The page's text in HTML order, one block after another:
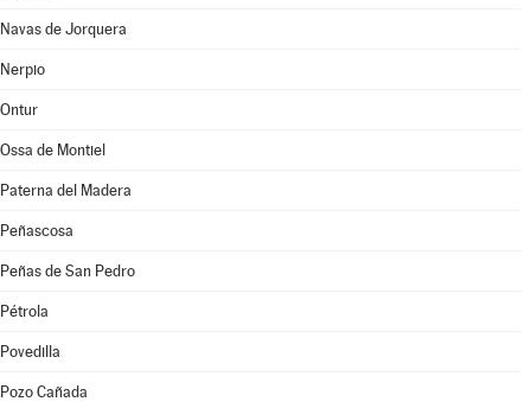
Navas de Jorquera
Nerpio
Ontur
Ossa de Montiel
Paterna del Madera
Peñascosa
Peñas de San Pedro
Pétrola
Povedilla
Pozo Cañada